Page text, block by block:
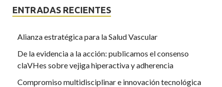
ENTRADAS RECIENTES
Alianza estratégica para la Salud Vascular
De la evidencia a la acción: publicamos el consenso
claVHes sobre vejiga hiperactiva y adherencia
Compromiso multidisciplinar e innovación tecnológica